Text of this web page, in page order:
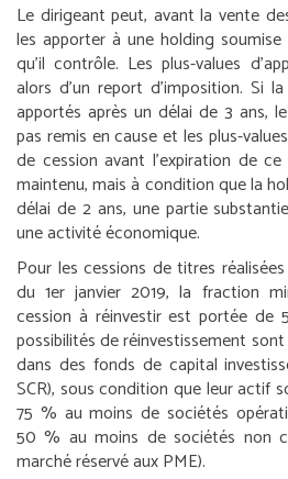
Le dirigeant peut, avant la vente
les apporter à une holding
qu’il contrôle. Les plus-values
alors d’un report d’imposition. Si
apportés après un délai de 3 ans,
pas remis en cause et les plus-
de cession avant l’expiration de
maintenu, mais à condition que la
délai de 2 ans, une partie
une activité économique.
Pour les cessions de titres
du 1er janvier 2019, la fraction
cession à réinvestir est portée
possibilités de réinvestissement
dans des fonds de capital
SCR), sous condition que leur actif
75 % au moins de sociétés
50 % au moins de sociétés non
marché réservé aux PME).